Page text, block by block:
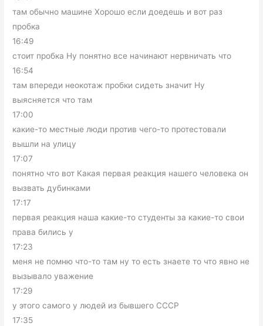
там обычно машине Хорошо если доедешь и вот раз
пробка
16:49
стоит пробка Ну понятно все начинают нервничать что
16:54
там впереди неокотаж пробки сидеть значит Ну
выясняется что там
17:00
какие-то местные люди против чего-то протестовали
вышли на улицу
17:07
понятно что вот Какая первая реакция нашего человека он
вызвать дубинками
17:17
первая реакция наша какие-то студенты за какие-то свои
права бились у
17:23
меня не помню что-то там ну то есть знаете то что явно не
вызывало уважение
17:29
у этого самого у людей из бывшего СССР
17:35